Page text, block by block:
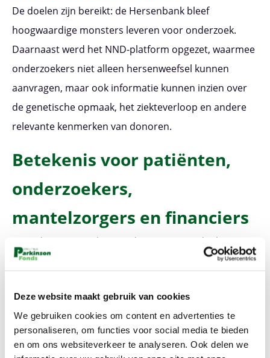
Deze website maakt gebruik van cookies
We gebruiken cookies om content en advertenties te
personaliseren, om functies voor social media te bieden
en om ons websiteverkeer te analyseren. Ook delen we
De doelen zijn bereikt: de Hersenbank bleef
hoogwaardige monsters leveren voor onderzoek.
Daarnaast werd het NND-platform opgezet, waarmee
onderzoekers niet alleen hersenweefsel kunnen
aanvragen, maar ook informatie kunnen inzien over
de genetische opmaak, het ziekteverloop en andere
relevante kenmerken van donoren.
Betekenis voor patiënten,
onderzoekers,
mantelzorgers en financiers
Voor donateurs is het goed om te weten dat hun
bijdrage écht verschil maakt. Het helpt
begrijpen. En dat geeft patiënten en hun families
hoop op een betere behandeling.
Voor onderzoekers is de Hersenbank een onmisbare